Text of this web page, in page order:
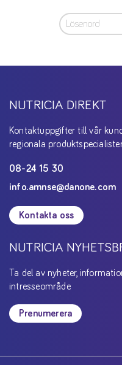
NUTRICIA DIREKT
Kontaktuppgifter till vår
regionala
08-24 15 30
info.amnse@danone.com
Kontakta oss
NUTRICIA
Ta del av nyheter,
intresseområde
Prenumerera